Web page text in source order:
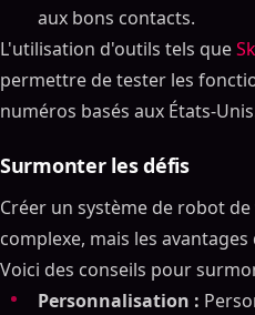
aux bons contacts.
L'utilisation d'outils tels que
permettre de tester les
numéros basés aux États-
Surmonter les défis
Créer un système de robot
complexe, mais les
Voici des conseils pour
Personnalisation :